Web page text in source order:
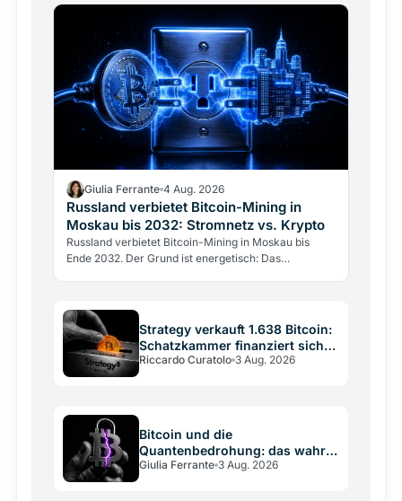
Giulia Ferrante 4 Aug. 2026
Russland verbietet Bitcoin-Mining in
Moskau bis 2032: Stromnetz vs. Krypto
Russland verbietet Bitcoin-Mining in Moskau bis
Ende 2032. Der Grund ist energetisch: Das
Strategy verkauft 1.638 Bitcoin:
Schatzkammer finanziert sich
selbst
Riccardo Curatolo 3 Aug. 2026
Bitcoin und die
Quantenbedrohung: das wahre
Risiko ist die
Giulia Ferrante 3 Aug. 2026